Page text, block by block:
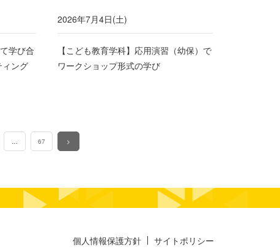
学び合
ィング
2026年7月4日(土)
【こども教育学科】応用演習（幼保）で
ワークショップ形式の学び
67 >
個人情報保護方針 サイトポリシー